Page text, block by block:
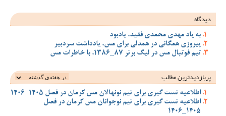
دیدگاه
به یاد مهدی محمدی فقید، یادبود
پیروزی همگانی در همدلی برای مس، یادداشت سردبیر
تیم فوتبال مس در لیگ برتر 87_1386، با خاطرات مس
پربازدیدترین‌ مطالب
اطلاعیه تست گیری برای تیم نونهالان مس کرمان در فصل 1405-1406
اطلاعیه تست گیری برای تیم نوجوانان مس کرمان در فصل
1405_1406